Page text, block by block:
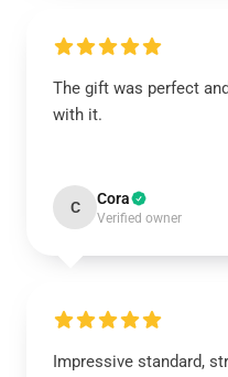
The gift was perfect
with it.
C Cora
Verified owner
Impressive standard,